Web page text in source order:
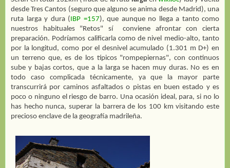
desde Tres Cantos (seguro que alguno se anima desde Madrid), una
ruta larga y dura ( IBP =157), que aunque no llega a tanto como
nuestros habituales "Retos" sí
conviene afrontar con cierta
preparación. Podríamos calificarla como de nivel medio-alto, tanto
por la longitud, como por el desnivel acumulado (1.301 m D+) en
un terreno que, es de los típicos "rompepiernas", con continuos
sube y bajas cortos, que a la larga se hacen muy duras. No es en
todo caso complicada técnicamente, ya que la mayor parte
transcurrirá por caminos asfaltados o pistas en buen estado y es
poco o ninguno el riesgo de barro. Una ocasión ideal, para, si no lo
has hecho nunca, superar la barrera de los 100 km visitando este
precioso enclave de la geografía madrileña.